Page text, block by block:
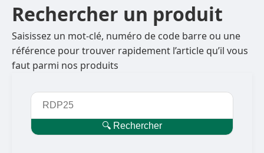
Rechercher un produit
Saisissez un mot-clé, numéro de code barre ou une
référence pour trouver rapidement l’article qu’il vous
faut parmi nos produits
🔍 Rechercher